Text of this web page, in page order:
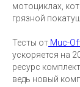
мотоциклах,
грязной
Тесты от Muc-
ускоряется на
ресурс
ведь новый